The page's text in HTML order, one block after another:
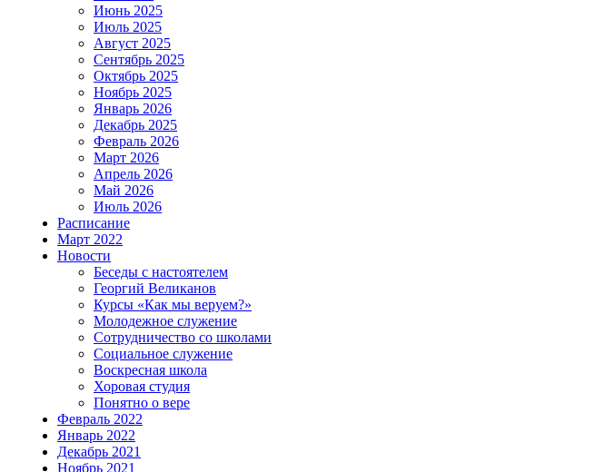
Июнь 2025
Июль 2025
Август 2025
Сентябрь 2025
Октябрь 2025
Ноябрь 2025
Январь 2026
Декабрь 2025
Февраль 2026
Март 2026
Апрель 2026
Май 2026
Июль 2026
Расписание
Март 2022
Новости
Беседы с настоятелем
Георгий Великанов
Курсы «Как мы веруем?»
Молодежное служение
Сотрудничество со школами
Социальное служение
Воскресная школа
Хоровая студия
Понятно о вере
Февраль 2022
Январь 2022
Декабрь 2021
Ноябрь 2021